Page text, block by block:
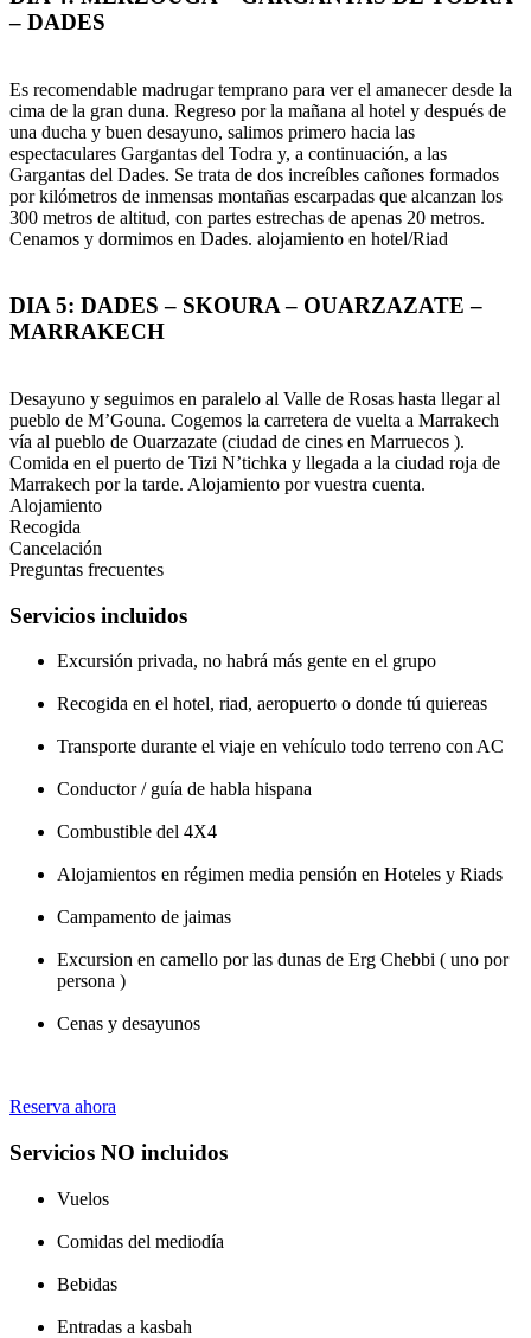
– DADES
Es recomendable madrugar temprano para ver el amanecer desde la
cima de la gran duna. Regreso por la mañana al hotel y después de
una ducha y buen desayuno, salimos primero hacia las
espectaculares Gargantas del Todra y, a continuación, a las
Gargantas del Dades. Se trata de dos increíbles cañones formados
por kilómetros de inmensas montañas escarpadas que alcanzan los
300 metros de altitud, con partes estrechas de apenas 20 metros.
Cenamos y dormimos en Dades. alojamiento en hotel/Riad
DIA 5: DADES – SKOURA – OUARZAZATE –
MARRAKECH
Desayuno y seguimos en paralelo al Valle de Rosas hasta llegar al
pueblo de M’Gouna. Cogemos la carretera de vuelta a Marrakech
vía al pueblo de Ouarzazate (ciudad de cines en Marruecos ).
Comida en el puerto de Tizi N’tichka y llegada a la ciudad roja de
Marrakech por la tarde. Alojamiento por vuestra cuenta.
Alojamiento
Recogida
Cancelación
Preguntas frecuentes
Servicios incluidos
Excursión privada, no habrá más gente en el grupo
Recogida en el hotel, riad, aeropuerto o donde tú quiereas
Transporte durante el viaje en vehículo todo terreno con AC
Conductor / guía de habla hispana
Combustible del 4X4
Alojamientos en régimen media pensión en Hoteles y Riads
Campamento de jaimas
Excursion en camello por las dunas de Erg Chebbi ( uno por
persona )
Cenas y desayunos
Reserva ahora
Servicios NO incluidos
Vuelos
Comidas del mediodía
Bebidas
Entradas a kasbah